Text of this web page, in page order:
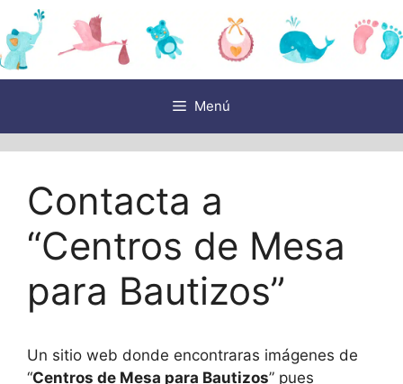
Saltar
al
contenido
Menú
Contacta a
“Centros de Mesa
para Bautizos”
Un sitio web donde encontraras imágenes de
“Centros de Mesa para Bautizos” pues